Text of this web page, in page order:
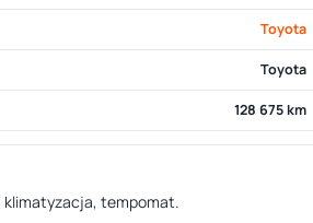
Toyota
Toyota
128 675 km
klimatyzacja, tempomat.